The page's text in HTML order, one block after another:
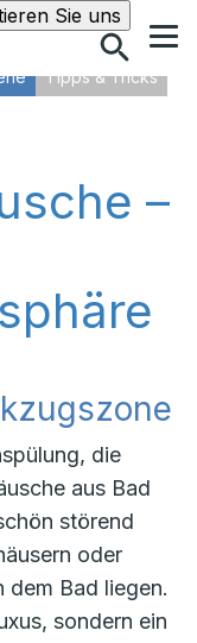
Sie unsSuche
Tipps & Tricks
–
die
aus Bad
störend
oder
dem Bad liegen.
sondern ein